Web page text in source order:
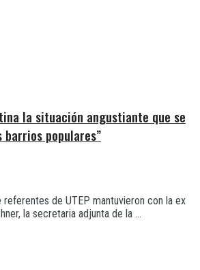
la situación angustiante que se
populares”
referentes de UTEP mantuvieron con la ex
la secretaria adjunta de la ...